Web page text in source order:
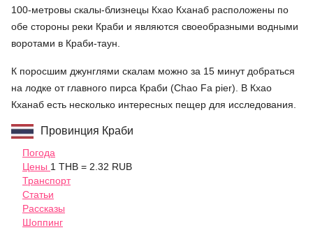
100-метровы скалы-близнецы Кхао Кханаб расположены по
обе стороны реки Краби и являются своеобразными водными
воротами в Краби-таун.
К поросшим джунглями скалам можно за 15 минут добраться
на лодке от главного пирса Краби (Chao Fa pier). В Кхао
Кханаб есть несколько интересных пещер для исследования.
Провинция Краби
Погода
Цены 1 THB = 2.32 RUB
Транспорт
Статьи
Рассказы
Шоппинг